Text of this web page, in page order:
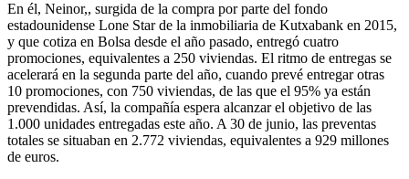
En él, Neinor,, surgida de la compra por parte del fondo
estadounidense Lone Star de la inmobiliaria de Kutxabank en 2015,
y que cotiza en Bolsa desde el año pasado, entregó cuatro
promociones, equivalentes a 250 viviendas. El ritmo de entregas se
acelerará en la segunda parte del año, cuando prevé entregar otras
10 promociones, con 750 viviendas, de las que el 95% ya están
prevendidas. Así, la compañía espera alcanzar el objetivo de las
1.000 unidades entregadas este año. A 30 de junio, las preventas
totales se situaban en 2.772 viviendas, equivalentes a 929 millones
de euros.